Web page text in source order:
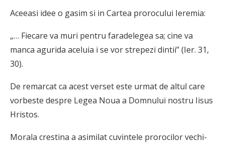
Aceeasi idee o gasim si in Cartea prorocului Ieremia:
„… Fiecare va muri pentru faradelegea sa; cine va
manca agurida aceluia i se vor strepezi dintii” (Ier. 31,
30).
De remarcat ca acest verset este urmat de altul care
vorbeste despre Legea Noua a Domnului nostru Iisus
Hristos.
Morala crestina a asimilat cuvintele prorocilor vechi-